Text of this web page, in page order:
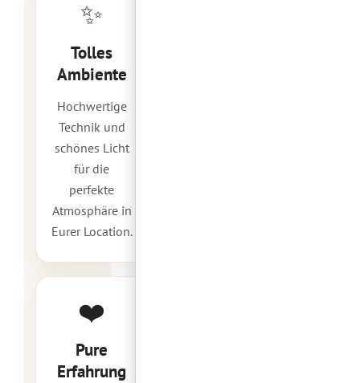
✨
Tolles
Ambiente
Hochwertige
Technik und
schönes Licht
für die
perfekte
Atmosphäre in
Eurer Location.
❤️
Pure
Erfahrung